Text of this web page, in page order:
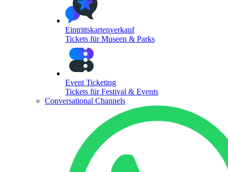
Eintrittskartenverkauf
Tickets für Museen & Parks
Event Ticketing
Tickets für Festival & Events
Conversational Channels